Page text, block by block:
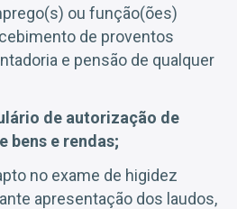
ou função(ões)
de proventos
e pensão de qualquer
de autorização de
bens e rendas;
no exame de higidez
apresentação dos laudos,